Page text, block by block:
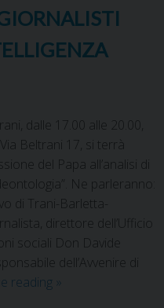
dalle 17.00 alle 20.00,
Beltrani 17, si terrà
del Papa all’analisi di
Ne parleranno:
di Trani-Barletta-
direttore dell’Ufficio
sociali Don Davide
dell’Avvenire di
reading »